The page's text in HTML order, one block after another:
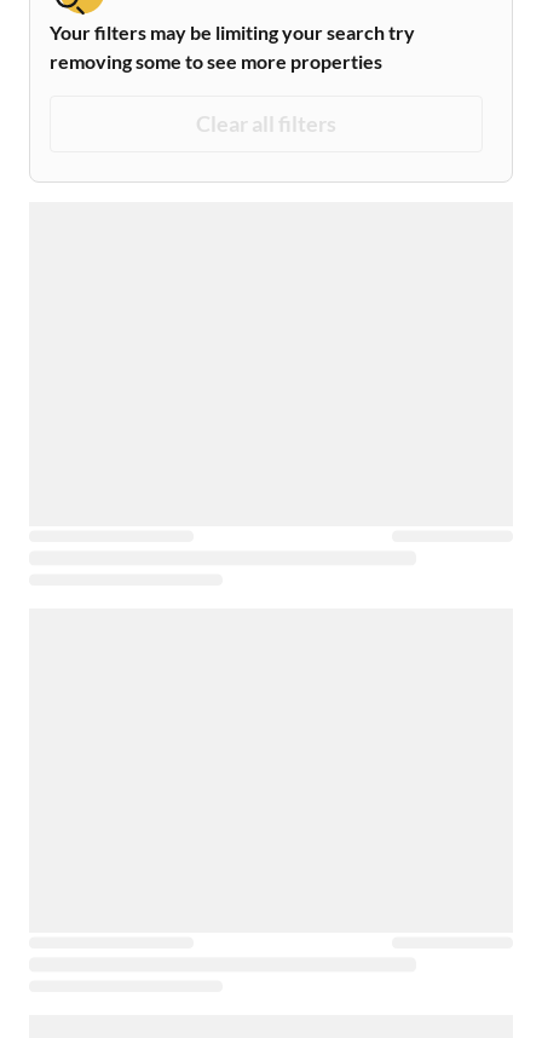
Your filters may be limiting your search try
removing some to see more properties
Clear all filters